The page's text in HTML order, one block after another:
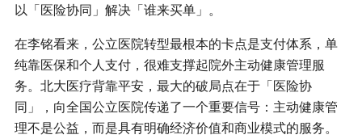
以「医险协同」解决「谁来买单」。
在李铭看来，公立医院转型最根本的卡点是支付体系，单
纯靠医保和个人支付，很难支撑起院外主动健康管理服
务。北大医疗背靠平安，最大的破局点在于「医险协
同」，向全国公立医院传递了一个重要信号：主动健康管
理不是公益，而是具有明确经济价值和商业模式的服务。